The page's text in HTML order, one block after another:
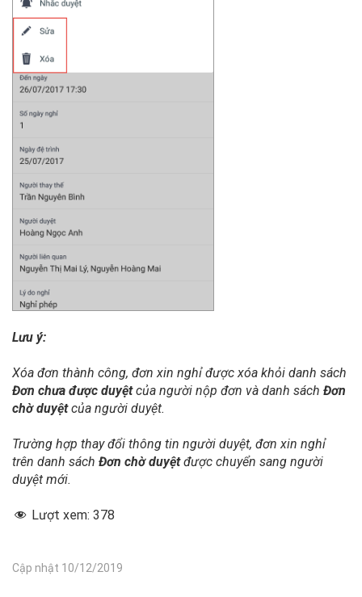
Lưu ý:
Xóa đơn thành công, đơn xin nghỉ được xóa khỏi danh sách
Đơn chưa được duyệtcủa người nộp đơn và danh sách Đơn
chờ duyệtcủa người duyệt.
Trường hợp thay đổi thông tin người duyệt, đơn xin nghỉ
trên danh sách Đơn chờ duyệtđược chuyển sang người
duyệt mới.
Lượt xem: 378
Cập nhật 10/12/2019